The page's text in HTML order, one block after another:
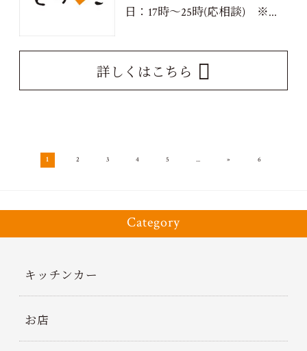
日：17時～25時(応相談) ※...
詳しくはこちら
1 2 3 4 5 ... » 6
Category
キッチンカー
お店